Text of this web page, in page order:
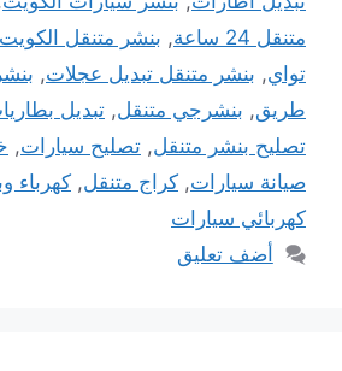
متنقل 24 ساعة
, بنشر متنقل الكويت
تواي, بنشر متنقل تبديل عجلات,
طريق, بنشرجي متنقل, تبديل
تصليح بنشر متنقل, تصليح سيارات,
صيانة سيارات, كراج متنقل, كهرباء
كهربائي سيارات
أضف تعليق